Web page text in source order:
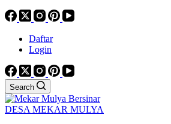
Daftar
Login
Search
DESA MEKAR MULYA